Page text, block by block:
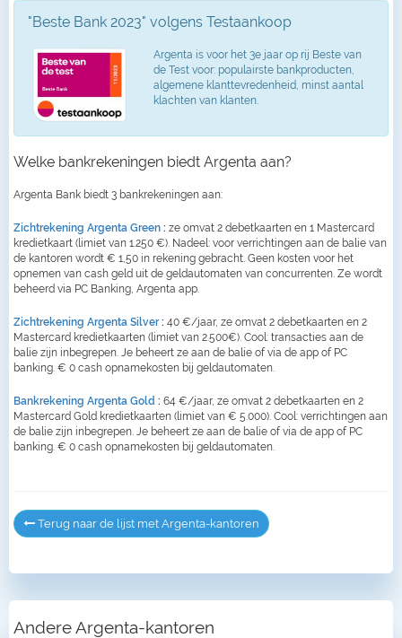
"Beste Bank 2023" volgens Testaankoop
Argenta is voor het 3e jaar op rij Beste van
de Test voor: populairste bankproducten,
algemene klanttevredenheid, minst aantal
klachten van klanten.
Welke bankrekeningen biedt Argenta aan?
Argenta Bank biedt 3 bankrekeningen aan:
Zichtrekening Argenta Green : ze omvat 2 debetkaarten en 1 Mastercard
kredietkaart (limiet van 1.250 €). Nadeel: voor verrichtingen aan de balie van
de kantoren wordt € 1,50 in rekening gebracht. Geen kosten voor het
opnemen van cash geld uit de geldautomaten van concurrenten. Ze wordt
beheerd via PC Banking, Argenta app.
Zichtrekening Argenta Silver: 40 €/jaar, ze omvat 2 debetkaarten en 2
Mastercard kredietkaarten (limiet van 2.500€). Cool: transacties aan de
balie zijn inbegrepen. Je beheert ze aan de balie of via de app of PC
banking. € 0 cash opnamekosten bij geldautomaten.
Bankrekening Argenta Gold : 64 €/jaar, ze omvat 2 debetkaarten en 2
Mastercard Gold kredietkaarten (limiet van € 5.000). Cool: verrichtingen aan
de balie zijn inbegrepen. Je beheert ze aan de balie of via de app of PC
banking. € 0 cash opnamekosten bij geldautomaten.
Terug naar de lijst met Argenta-kantoren
Andere Argenta-kantoren